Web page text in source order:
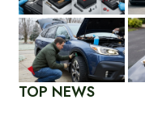
TOP NEWS